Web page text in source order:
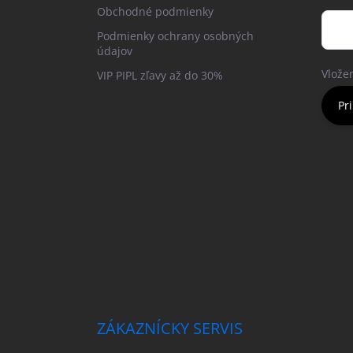
Obchodné podmienky
Podmienky ochrany osobných
údajov
VIP PIPL zľavy až do 30%
ZÁKAZNÍCKY SERVIS